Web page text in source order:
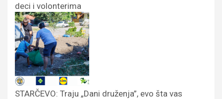
deci i volonterima
STARČEVO: Traju „Dani druženja”, evo šta vas